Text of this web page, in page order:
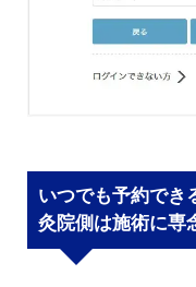
いつでも予約でき
灸院側は施術に専